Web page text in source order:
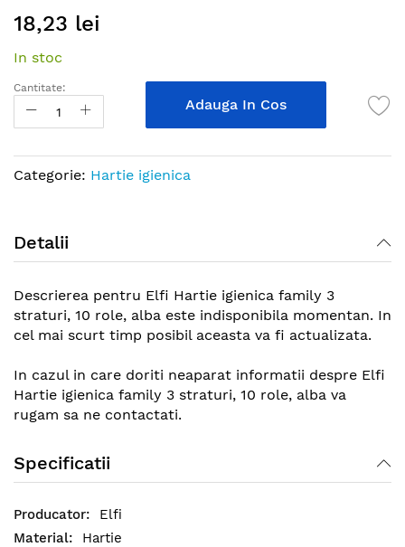
to
beginning
of
images
18,23 lei
In stoc
Cantitate:
Adauga In Cos
Categorie: Hartie igienica
Detalii
Descrierea pentru Elfi Hartie igienica family 3
straturi, 10 role, alba este indisponibila momentan. In
cel mai scurt timp posibil aceasta va fi actualizata.
In cazul in care doriti neaparat informatii despre Elfi
Hartie igienica family 3 straturi, 10 role, alba va
rugam sa ne contactati.
Specificatii
Elfi
Hartie